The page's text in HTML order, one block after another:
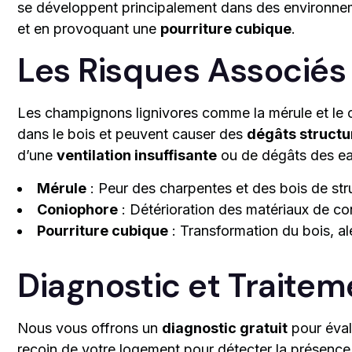
se développent principalement dans des
et en provoquant une pourriture cubique.
Les Risques
Les champignons lignivores comme la mérule et
dans le bois et peuvent causer des dégâts
d’une ventilation insuffisante ou de dégâts des
Mérule : Peur des charpentes et des bois de
Coniophore : Détérioration des matériaux de
Pourriture cubique : Transformation du bois,
Diagnostic et
Nous vous offrons un diagnostic gratuit pour